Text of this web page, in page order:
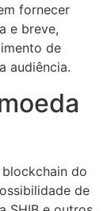
fornecer
e breve,
de
audiência.
blockchain do
de